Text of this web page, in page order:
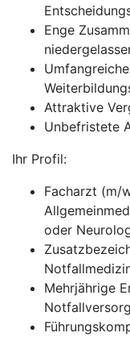
Enge
Attraktive
Unbefristete
Ihr Profil:
Facharzt (m/
oder
Mehrjährige